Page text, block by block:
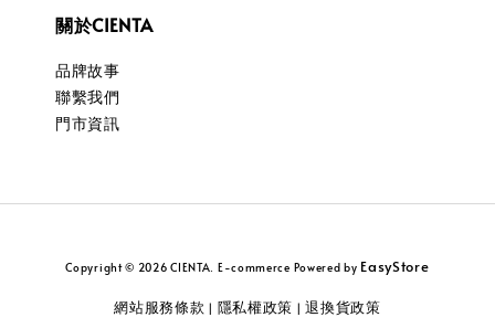
關於CIENTA
品牌故事
聯繫我們
門市資訊
Copyright © 2026 CIENTA. E-commerce Powered by EasyStore
網站服務條款 | 隱私權政策 |退換貨政策